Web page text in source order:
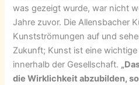
was gezeigt wurde, war nicht
Jahre zuvor. Die Allensbacher
Kunstströmungen auf und
Zukunft; Kunst ist eine
innerhalb der Gesellschaft.
die Wirklichkeit abzubilden,